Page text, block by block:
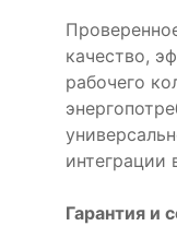
качество,
рабочего
Гарантия и